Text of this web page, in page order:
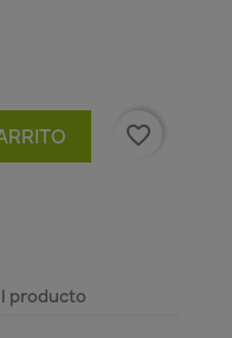
favorite_border
producto